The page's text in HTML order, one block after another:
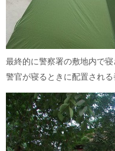
最終的に警察署の敷地内で寝
警官が寝るときに配置される